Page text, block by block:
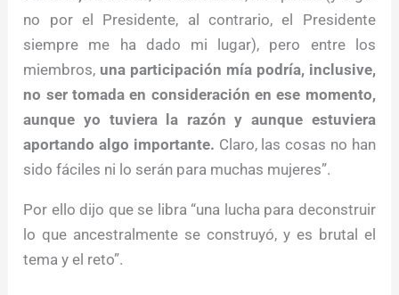
no por el Presidente, al contrario, el Presidente
siempre me ha dado mi lugar), pero entre los
miembros, una participación mía podría, inclusive,
no ser tomada en consideración en ese momento,
aunque yo tuviera la razón y aunque estuviera
aportando algo importante. Claro, las cosas no han
sido fáciles ni lo serán para muchas mujeres”.
Por ello dijo que se libra “una lucha para deconstruir
lo que ancestralmente se construyó, y es brutal el
tema y el reto”.